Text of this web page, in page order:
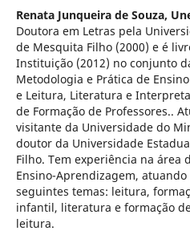
Renata Junqueira de Souza,
Doutora em Letras pela
de Mesquita Filho (2000) e é
Instituição (2012) no conjunto
Metodologia e Prática de
e Leitura, Literatura e
de Formação de Professores..
visitante da Universidade do
doutor da Universidade
Filho. Tem experiência na área
Ensino-Aprendizagem,
seguintes temas: leitura,
infantil, literatura e formação
leitura.